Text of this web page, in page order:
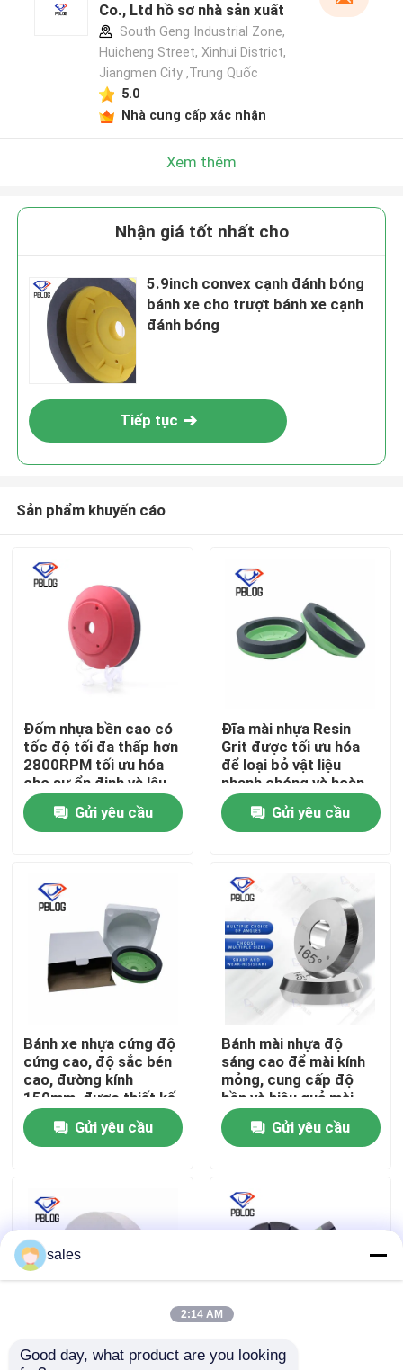
Sản phẩm
Về chúng tôi
Kiểm soát chất lượng
Liên hệ chúng tôi
Yêu cầu báo giá
Đá mài mạ điện
Co., Ltd hồ sơ nhà sản xuất
South Geng Industrial Zone,
Huicheng Street, Xinhui District,
Jiangmen City ,Trung Quốc
5.0
Nhà cung cấp xác nhận
Xem thêm
Nhận giá tốt nhất cho
5.9inch convex cạnh đánh bóng
bánh xe cho trượt bánh xe cạnh
đánh bóng
Tiếp tục
Sản phẩm khuyến cáo
Đốm nhựa bền cao có
tốc độ tối đa thấp hơn
2800RPM tối ưu hóa
cho sự ổn định và lâu
dài
Gửi yêu cầu
Đĩa mài nhựa Resin
Grit được tối ưu hóa
để loại bỏ vật liệu
nhanh chóng và hoàn
thiện bề mặt nhẵn
trong chế tạo kim loại
Gửi yêu cầu
Bánh xe nhựa cứng độ
cứng cao, độ sắc bén
cao, đường kính
150mm, được thiết kế
để có hiệu suất lâu dài
trong việc cắt và mài.
Gửi yêu cầu
Bánh mài nhựa độ
sáng cao để mài kính
mỏng, cung cấp độ
bền và hiệu quả mài
tuyệt vời
Gửi yêu cầu
Máy nghiền nhựa kính
Máy nghiền cạnh thủy
sales
2:14 AM
Good day, what product are you looking